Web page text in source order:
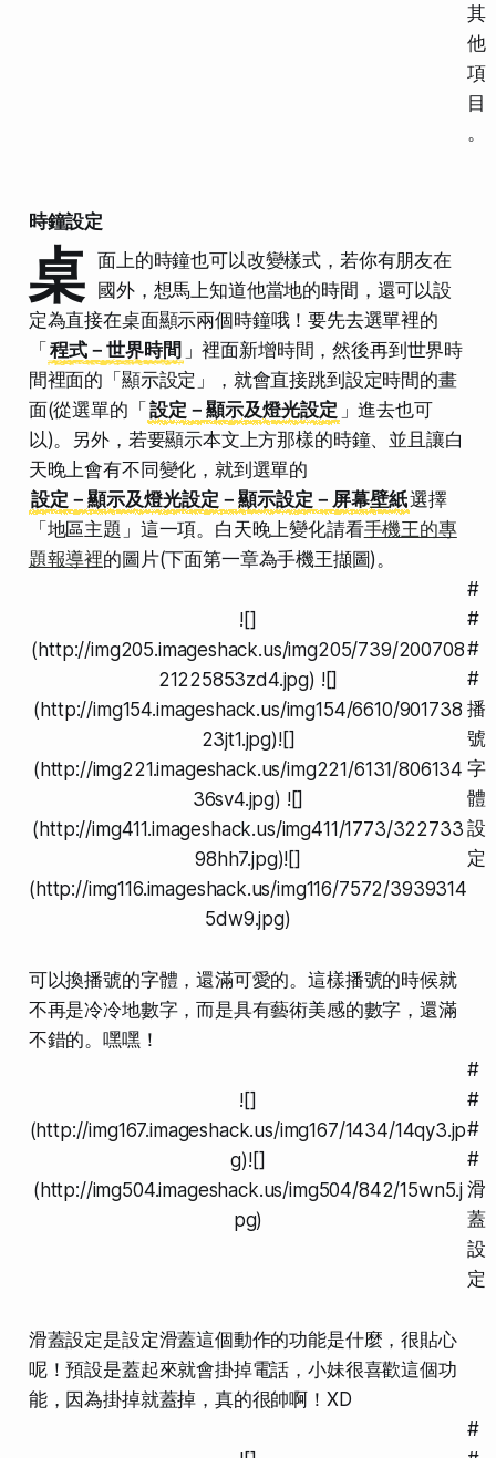
其
他
項
目
。
時鐘設定
桌 面上的時鐘也可以改變樣式，若你有朋友在
國外，想馬上知道他當地的時間，還可以設
定為直接在桌面顯示兩個時鐘哦！要先去選單裡的
「程式－世界時間 」裡面新增時間，然後再到世界時
間裡面的「顯示設定」，就會直接跳到設定時間的畫
面(從選單的「設定－顯示及燈光設定 」進去也可
以)。另外，若要顯示本文上方那樣的時鐘、並且讓白
天晚上會有不同變化，就到選單的
設定－顯示及燈光設定－顯示設定－屏幕壁紙選擇
「地區主題」這一項。白天晚上變化請看手機王的專
題報導裡的圖片(下面第一章為手機王擷圖)。
![]
(http://img205.imageshack.us/img205/739/200708
21225853zd4.jpg) ![]
(http://img154.imageshack.us/img154/6610/901738
23jt1.jpg)![]
(http://img221.imageshack.us/img221/6131/806134
36sv4.jpg) ![]
(http://img411.imageshack.us/img411/1773/322733
98hh7.jpg)![]
(http://img116.imageshack.us/img116/7572/3939314
5dw9.jpg)
#
#
#
#
播
號
字
體
設
定
可以換播號的字體，還滿可愛的。這樣播號的時候就
不再是冷冷地數字，而是具有藝術美感的數字，還滿
不錯的。嘿嘿！
![]
(http://img167.imageshack.us/img167/1434/14qy3.jp
g)![]
(http://img504.imageshack.us/img504/842/15wn5.j
pg)
#
#
#
#
滑
蓋
設
定
滑蓋設定是設定滑蓋這個動作的功能是什麼，很貼心
呢！預設是蓋起來就會掛掉電話，小妹很喜歡這個功
能，因為掛掉就蓋掉，真的很帥啊！XD
#